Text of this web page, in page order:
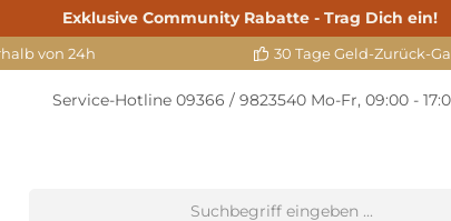
Exklusive Community Rabatte - Trag Dich ein!
von 24h 30 Tage Geld-Zurück-
Service-Hotline 09366 / 9823540 Mo-Fr, 09:00 -